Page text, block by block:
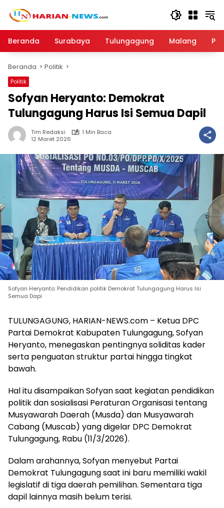
Beranda
Surabaya Tulungagung Malang
Beranda Politik
Politik
Sofyan Heryanto: Demokrat
Tulungagung Harus Isi Semua Dapil
Tim Redaksi
1 Min Baca
12 Maret 2026
Sofyan Heryanto: Pendidikan politik Demokrat Tulungagung Harus Isi
Semua Dapi
TULUNGAGUNG, HARIAN-NEWS.com – Ketua DPC
Partai Demokrat Kabupaten Tulungagung, Sofyan
Heryanto, menegaskan pentingnya soliditas kader
serta penguatan struktur partai hingga tingkat
bawah.
Hal itu disampaikan Sofyan saat kegiatan pendidikan
politik dan sosialisasi Peraturan Organisasi tentang
Musyawarah Daerah (Musda) dan Musyawarah
Cabang (Muscab) yang digelar DPC Demokrat
Tulungagung, Rabu (11/3/2026).
Dalam arahannya, Sofyan menyebut Partai
Demokrat Tulungagung saat ini baru memiliki wakil
legislatif di tiga daerah pemilihan. Sementara tiga
dapil lainnya masih belum terisi.